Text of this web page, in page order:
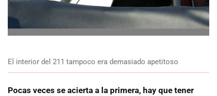
El interior del 211 tampoco era demasiado apetitoso
Pocas veces se acierta a la primera, hay que tener